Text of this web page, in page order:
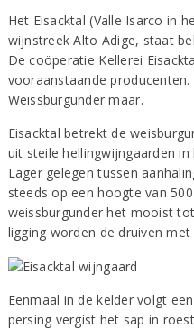
Het Eisacktal (Valle Isarco in
wijnstreek Alto Adige, staat
De coöperatie Kellerei
vooraanstaande
Weissburgunder maar.
Eisacktal betrekt de
uit steile hellingwijngaarden
Lager gelegen tussen
steeds op een hoogte van
weissburgunder het mooist
ligging worden de druiven met
Eenmaal in de kelder volgt
persing vergist het sap in